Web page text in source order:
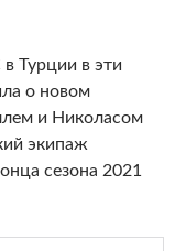
Турции в эти
о новом
и Николасом
экипаж
сезона 2021